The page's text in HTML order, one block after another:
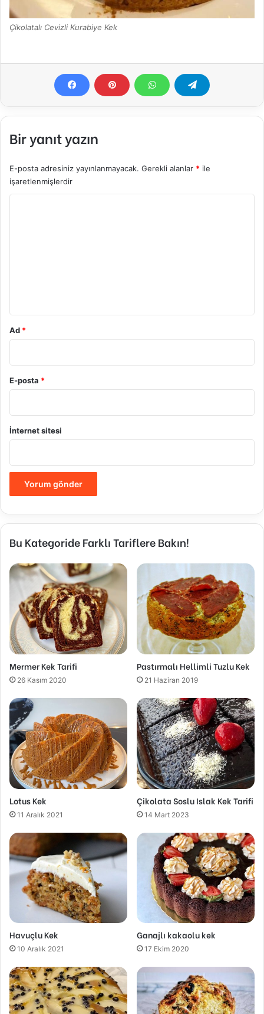
Çikolatalı Cevizli Kurabiye Kek
Bir yanıt yazın
E-posta adresiniz yayınlanmayacak. Gerekli alanlar * ile
işaretlenmişlerdir
Ad *
E-posta *
İnternet sitesi
Bu Kategoride Farklı Tariflere Bakın!
Mermer Kek Tarifi
26 Kasım 2020
Pastırmalı Hellimli Tuzlu Kek
21 Haziran 2019
Lotus Kek
11 Aralık 2021
Çikolata Soslu Islak Kek Tarifi
14 Mart 2023
Havuçlu Kek
10 Aralık 2021
Ganajlı kakaolu kek
17 Ekim 2020